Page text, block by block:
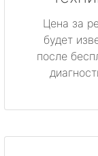
Цена за
будет
после